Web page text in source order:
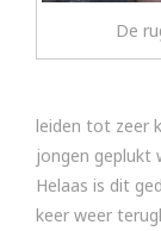
De
leiden tot zeer
jongen geplukt
Helaas is dit
keer weer